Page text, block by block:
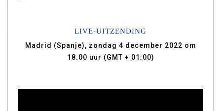
LIVE-UITZENDING
Madrid (Spanje), zondag 4 december 2022 om
18.00 uur (GMT + 01:00)